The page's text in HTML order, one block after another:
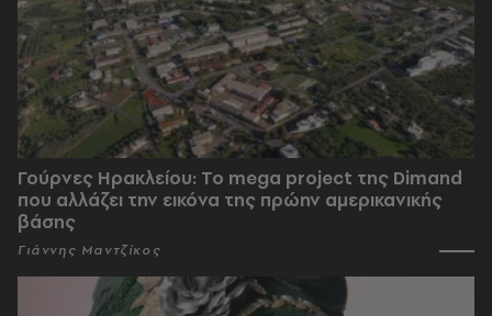
Γούρνες Ηρακλείου: To mega project της Dimand
που αλλάζει την εικόνα της πρώην αμερικανικής
βάσης
Γιάννης Μαντζίκος